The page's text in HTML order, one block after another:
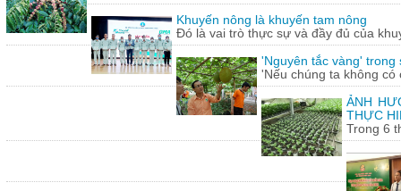
Khuyến nông là khuyến tam nông
Đó là vai trò thực sự và đầy đủ của
'Nguyên tắc vàng' trong
'Nếu chúng ta không
ẢNH
THỰC
Trong 6